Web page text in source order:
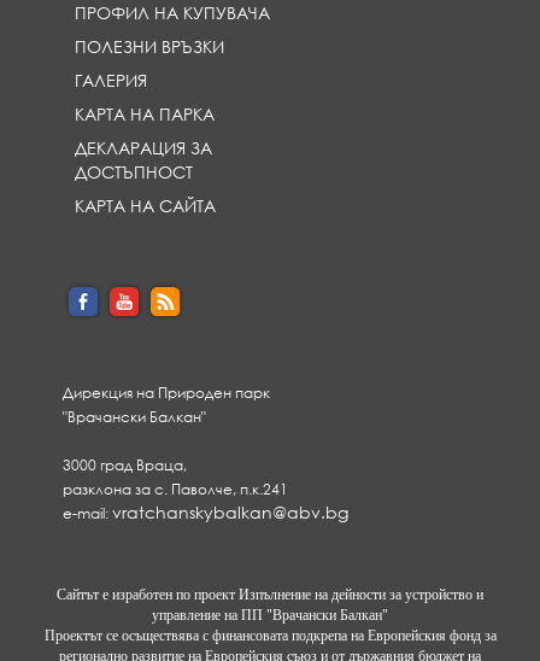
ПРОФИЛ НА КУПУВАЧА
ПОЛЕЗНИ ВРЪЗКИ
ГАЛЕРИЯ
КАРТА НА ПАРКА
ДЕКЛАРАЦИЯ ЗА
ДОСТЪПНОСТ
КАРТА НА САЙТА
Дирекция на Природен парк
"Врачански Балкан"
3000 град Враца,
разклона за с. Паволче, п.к.241
e-mail:vratchanskybalkan@abv.bg
Сайтът е изработен по проект Изпълнение на дейности за устройство и
управление на ПП "Врачански Балкан"
Проектът се осъществява с финансовата подкрепа на Европейския фонд за
регионално развитие на Европейския съюз и от държавния бюджет на